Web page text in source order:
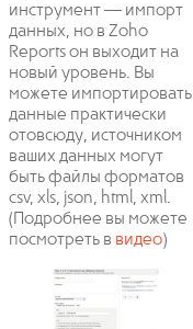
инструмент — импорт
данных, но в Zoho
Reports он выходит на
новый уровень. Вы
можете импортировать
данные практически
отовсюду, источником
ваших данных могут
быть файлы форматов
csv, xls, json, html, xml.
(Подробнее вы можете
посмотреть в видео)